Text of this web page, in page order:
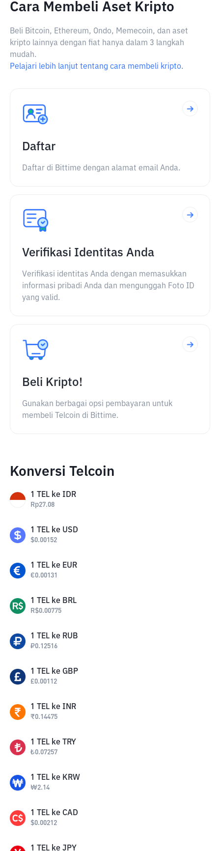
Cara Membeli Aset Kripto
Beli Bitcoin, Ethereum, Ondo, Memecoin, dan aset
kripto lainnya dengan fiat hanya dalam 3 langkah
mudah.
Pelajari lebih lanjut tentang cara membeli kripto.
Daftar
Daftar di Bittime dengan alamat email Anda.
Verifikasi Identitas Anda
Verifikasi identitas Anda dengan memasukkan
informasi pribadi Anda dan mengunggah Foto ID
yang valid.
Beli Kripto!
Gunakan berbagai opsi pembayaran untuk
membeli Telcoin di Bittime.
Konversi Telcoin
1 TEL ke IDR
Rp27.08
1 TEL ke USD
$0.00152
1 TEL ke EUR
€0.00131
1 TEL ke BRL
R$0.00775
1 TEL ke RUB
₽0.12516
1 TEL ke GBP
£0.00112
1 TEL ke INR
₹0.14475
1 TEL ke TRY
₺0.07257
1 TEL ke KRW
₩2.14
1 TEL ke CAD
$0.00212
1 TEL ke JPY